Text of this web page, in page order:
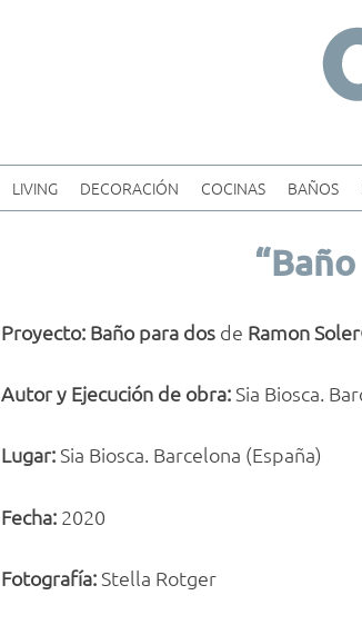
LIVING DECORACIÓN COCINAS BAÑOS
Proyecto: Baño para dos de Ramon
Autor y Ejecución de obra:Sia Biosca.
Lugar:Sia Biosca. Barcelona (España)
Fecha: 2020
Fotografía:Stella Rotger